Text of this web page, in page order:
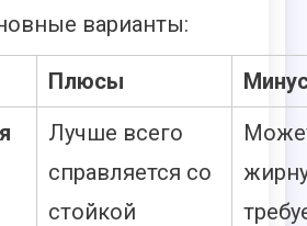
варианты:
Плюсы
Лучше всего
справляется со
стойкой